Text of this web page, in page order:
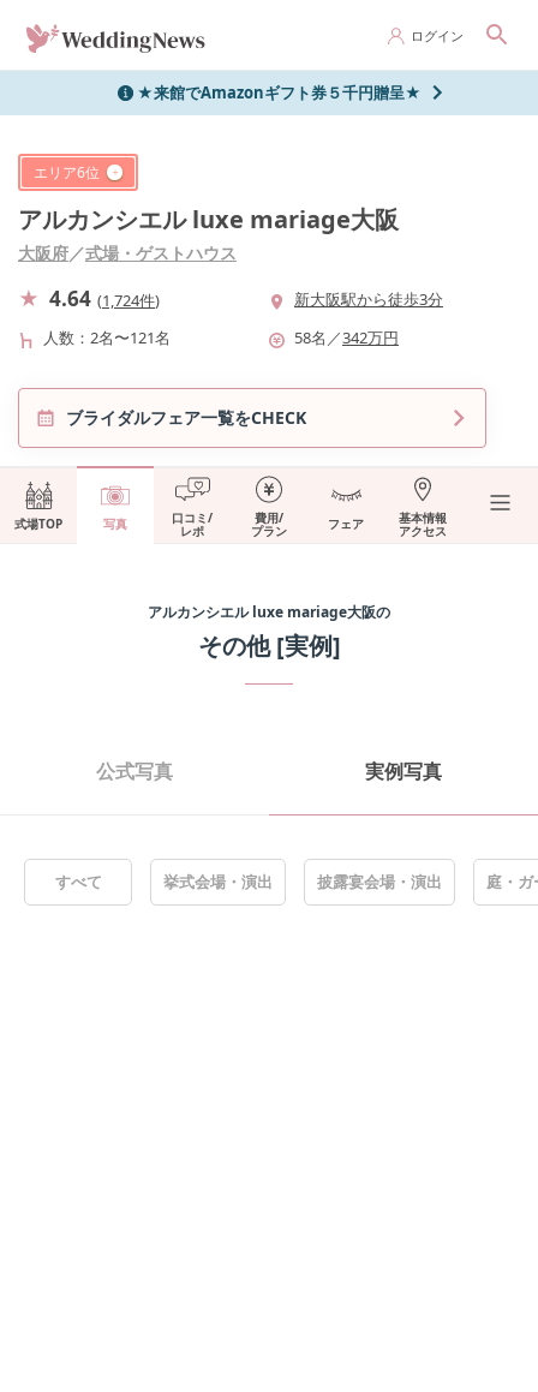
ログイン
★来館でAmazonギフト券５千円贈呈★
エリア6位
アルカンシエル luxe mariage大阪
大阪府／式場・ゲストハウス
4.64 (1,724件)
新大阪駅から徒歩3分
人数
2名〜121名 58名 ／342万円
ブライダルフェア一覧をCHECK
式場TOP 写真 口コミ/
レポ
費用/
プラン フェア 基本情報
アクセス
アルカンシエル luxe mariage大阪の
その他[実例]
公式写真 実例写真
すべて 挙式会場・演出 披露宴会場・演出 庭・